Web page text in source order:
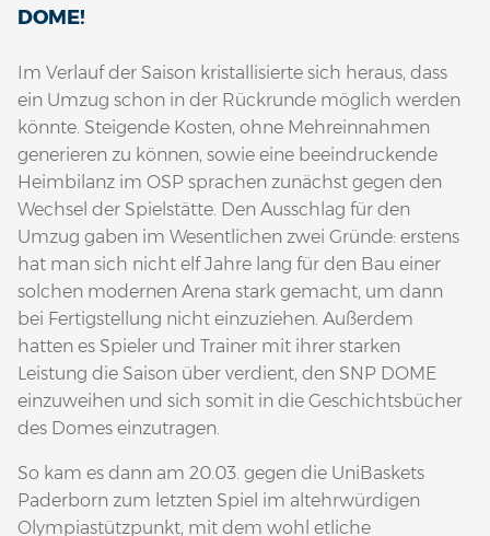
DOME!
Im Verlauf der Saison kristallisierte sich heraus, dass
ein Umzug schon in der Rückrunde möglich werden
könnte. Steigende Kosten, ohne Mehreinnahmen
generieren zu können, sowie eine beeindruckende
Heimbilanz im OSP sprachen zunächst gegen den
Wechsel der Spielstätte. Den Ausschlag für den
Umzug gaben im Wesentlichen zwei Gründe: erstens
hat man sich nicht elf Jahre lang für den Bau einer
solchen modernen Arena stark gemacht, um dann
bei Fertigstellung nicht einzuziehen. Außerdem
hatten es Spieler und Trainer mit ihrer starken
Leistung die Saison über verdient, den SNP DOME
einzuweihen und sich somit in die Geschichtsbücher
des Domes einzutragen.
So kam es dann am 20.03. gegen die UniBaskets
Paderborn zum letzten Spiel im altehrwürdigen
Olympiastützpunkt, mit dem wohl etliche